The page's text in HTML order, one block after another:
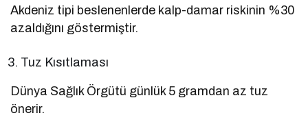
Akdeniz tipi beslenenlerde kalp-damar riskinin %30
azaldığını göstermiştir.
Tuz Kısıtlaması
Dünya Sağlık Örgütü günlük 5 gramdan az tuz
önerir.